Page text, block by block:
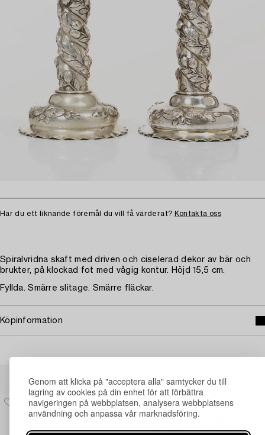
Genom att klicka på "acceptera alla" samtycker du till
lagring av cookies på din enhet för att förbättra
navigeringen på webbplatsen, analysera webbplatsens
användning och anpassa vår marknadsföring.
Har du ett liknande föremål du vill få värderat? Kontakta oss
Spiralvridna skaft med driven och ciselerad dekor av bär och
brukter, på klockad fot med vågig kontur. Höjd 15,5 cm.
Fyllda. Smärre slitage. Smärre fläckar.
Köpinformation